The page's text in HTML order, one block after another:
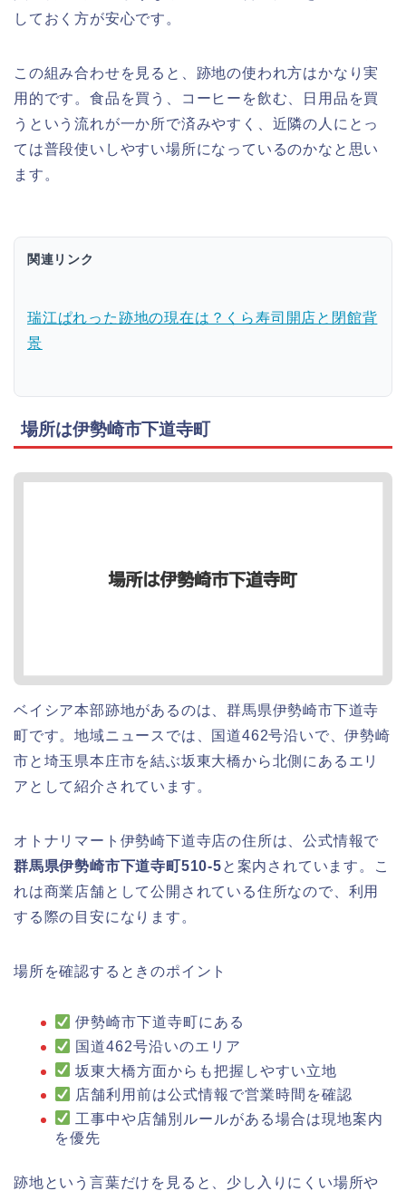
しておく方が安心です。
この組み合わせを見ると、跡地の使われ方はかなり実
用的です。食品を買う、コーヒーを飲む、日用品を買
うという流れが一か所で済みやすく、近隣の人にとっ
ては普段使いしやすい場所になっているのかなと思い
ます。
関連リンク
瑞江ぱれった跡地の現在は？くら寿司開店と閉館背
景
場所は伊勢崎市下道寺町
ベイシア本部跡地があるのは、群馬県伊勢崎市下道寺
町です。地域ニュースでは、国道462号沿いで、伊勢崎
市と埼玉県本庄市を結ぶ坂東大橋から北側にあるエリ
アとして紹介されています。
オトナリマート伊勢崎下道寺店の住所は、公式情報で
群馬県伊勢崎市下道寺町510-5と案内されています。こ
れは商業店舗として公開されている住所なので、利用
する際の目安になります。
場所を確認するときのポイント
伊勢崎市下道寺町にある
国道462号沿いのエリア
坂東大橋方面からも把握しやすい立地
店舗利用前は公式情報で営業時間を確認
工事中や店舗別ルールがある場合は現地案内
を優先
跡地という言葉だけを見ると、少し入りにくい場所や